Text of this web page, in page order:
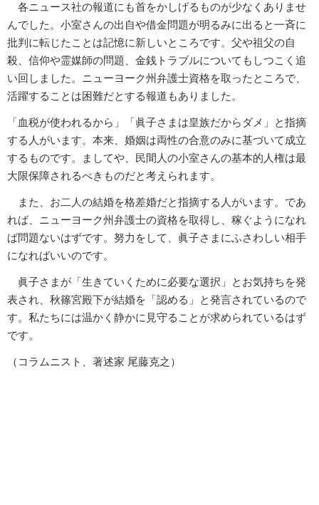
各ニュース社の報道にも首をかしげるものが少なくありませ
んでした。小室さんの出自や借金問題が明るみに出ると一斉に
批判に転じたことは記憶に新しいところです。父や祖父の自
殺、信仰や霊媒師の問題、金銭トラブルについてもしつこく追
い回しました。ニューヨーク州弁護士資格を取ったところで、
活躍することは困難だとする報道もありました。
「血税が使われるから」「眞子さまは皇族だからダメ」と指摘
する人がいます。本来、婚姻は両性の合意のみに基づいて成立
するものです。ましてや、民間人の小室さんの基本的人権は最
大限保障されるべきものだと考えられます。
また、お二人の結婚を格差婚だと指摘する人がいます。であ
れば、ニューヨーク州弁護士の資格を取得し、稼ぐようになれ
ば問題ないはずです。努力をして、眞子さまにふさわしい相手
になればいいのです。
眞子さまが「生きていくために必要な選択」とお気持ちを発
表され、秋篠宮殿下が結婚を「認める」と発言されているので
す。私たちには温かく静かに見守ることが求められているはず
です。
（コラムニスト、著述家 尾藤克之）